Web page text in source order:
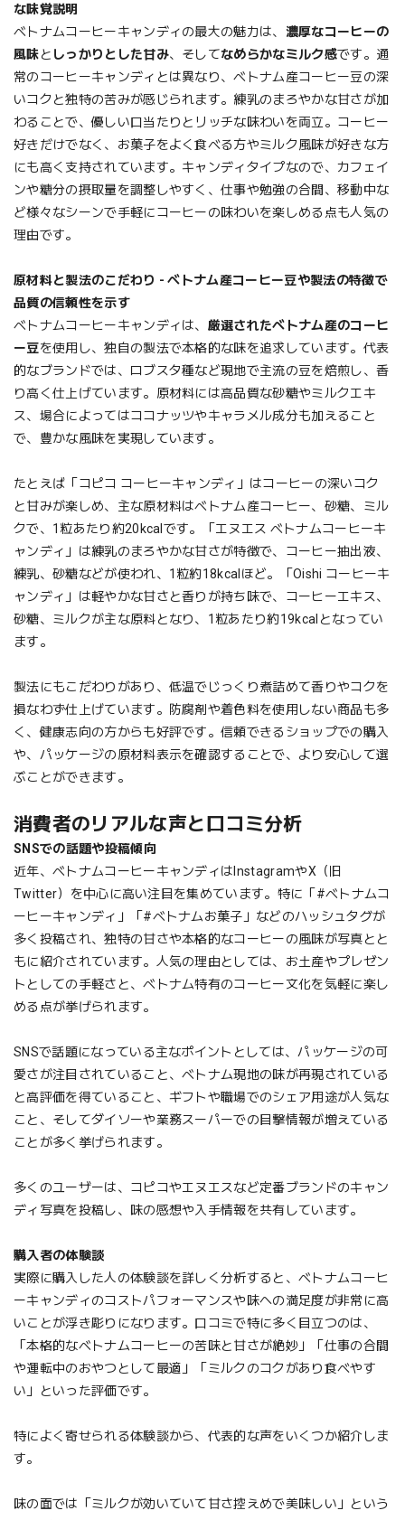
な味覚説明
ベトナムコーヒーキャンディの最大の魅力は、 濃厚なコーヒーの
風味と しっかりとした甘み、そしてなめらかなミルク感です。通
常のコーヒーキャンディとは異なり、ベトナム産コーヒー豆の深
いコクと独特の苦みが感じられます。練乳のまろやかな甘さが加
わることで、優しい口当たりとリッチな味わいを両立。コーヒー
好きだけでなく、お菓子をよく食べる方やミルク風味が好きな方
にも高く支持されています。キャンディタイプなので、カフェイ
ンや糖分の摂取量を調整しやすく、仕事や勉強の合間、移動中な
ど様々なシーンで手軽にコーヒーの味わいを楽しめる点も人気の
理由です。
原材料と製法のこだわり - ベトナム産コーヒー豆や製法の特徴で
品質の信頼性を示す
ベトナムコーヒーキャンディは、 厳選されたベトナム産のコーヒ
ー豆を使用し、独自の製法で本格的な味を追求しています。代表
的なブランドでは、ロブスタ種など現地で主流の豆を焙煎し、香
り高く仕上げています。原材料には高品質な砂糖やミルクエキ
ス、場合によってはココナッツやキャラメル成分も加えること
で、豊かな風味を実現しています。
たとえば「コピコ コーヒーキャンディ」はコーヒーの深いコク
と甘みが楽しめ、主な原材料はベトナム産コーヒー、砂糖、ミル
クで、1粒あたり約20kcalです。「エヌエス ベトナムコーヒーキ
ャンディ」は練乳のまろやかな甘さが特徴で、コーヒー抽出液、
練乳、砂糖などが使われ、1粒約18kcalほど。「Oishi コーヒーキ
ャンディ」は軽やかな甘さと香りが持ち味で、コーヒーエキス、
砂糖、ミルクが主な原料となり、1粒あたり約19kcalとなってい
ます。
製法にもこだわりがあり、低温でじっくり煮詰めて香りやコクを
損なわず仕上げています。防腐剤や着色料を使用しない商品も多
く、健康志向の方からも好評です。信頼できるショップでの購入
や、パッケージの原材料表示を確認することで、より安心して選
ぶことができます。
消費者のリアルな声と口コミ分析
SNSでの話題や投稿傾向
近年、ベトナムコーヒーキャンディはInstagramやX（旧
Twitter）を中心に高い注目を集めています。特に「#ベトナムコ
ーヒーキャンディ」「#ベトナムお菓子」などのハッシュタグが
多く投稿され、独特の甘さや本格的なコーヒーの風味が写真とと
もに紹介されています。人気の理由としては、お土産やプレゼン
トとしての手軽さと、ベトナム特有のコーヒー文化を気軽に楽し
める点が挙げられます。
SNSで話題になっている主なポイントとしては、パッケージの可
愛さが注目されていること、ベトナム現地の味が再現されている
と高評価を得ていること、ギフトや職場でのシェア用途が人気な
こと、そしてダイソーや業務スーパーでの目撃情報が増えている
ことが多く挙げられます。
多くのユーザーは、コピコやエヌエスなど定番ブランドのキャン
ディ写真を投稿し、味の感想や入手情報を共有しています。
購入者の体験談
実際に購入した人の体験談を詳しく分析すると、ベトナムコーヒ
ーキャンディのコストパフォーマンスや味への満足度が非常に高
いことが浮き彫りになります。口コミで特に多く目立つのは、
「本格的なベトナムコーヒーの苦味と甘さが絶妙」「仕事の合間
や運転中のおやつとして最適」「ミルクのコクがあり食べやす
い」といった評価です。
特によく寄せられる体験談から、代表的な声をいくつか紹介しま
す。
味の面では「ミルクが効いていて甘さ控えめで美味しい」という